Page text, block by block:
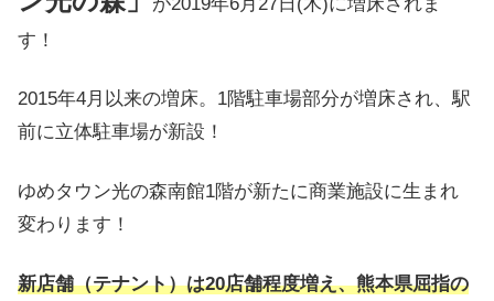
す！
2015年4月以来の増床。1階駐車場部分が増床され、駅
前に立体駐車場が新設！
ゆめタウン光の森南館1階が新たに商業施設に生まれ
変わります！
新店舗（テナント）は20店舗程度増え、熊本県屈指の